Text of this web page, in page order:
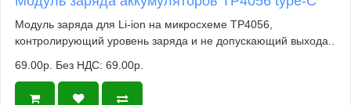
Модуль заряда для Li-ion на микросхеме TP4056,
контролирующий уровень заряда и не допускающий выхода..
69.00р. Без НДС: 69.00р.